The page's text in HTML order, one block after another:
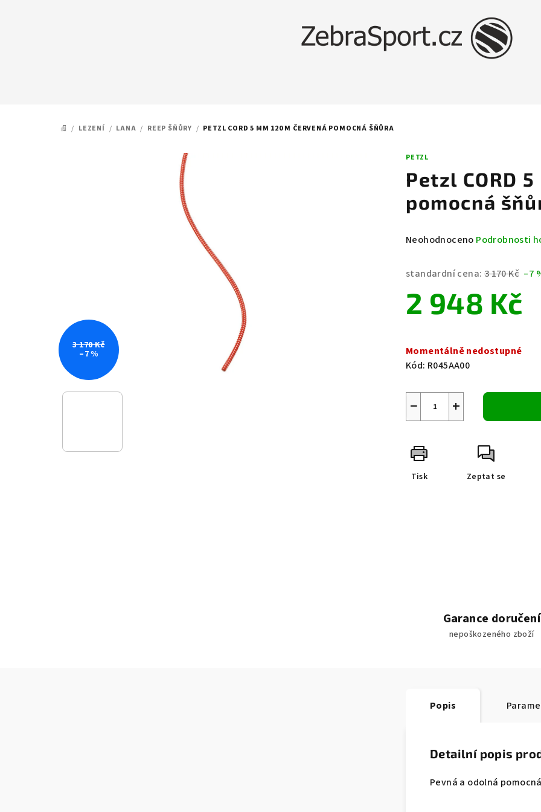
DOMŮ
/ LEZENÍ / LANA / REEP ŠŇŮRY / PETZL CORD 5 MM 120 M ČERVENÁ POMOCNÁ ŠŇŮRA
PETZL
Petzl CORD
pomocná
Průměrné
produktu
0,0
z
Neohodnoceno Podrobnosti
standardní cena: 3 170 Kč –7
2 948 Kč
cena:
Momentálně nedostupné
Kód: R045AA00
+
−
Tisk Zeptat se
3 170 Kč
–7 %
Garance doručení
nepoškozeného zboží
Popis
Detailní popis
Pevná a odolná